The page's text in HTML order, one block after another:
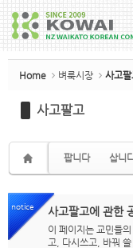
Home 벼룩시장 사고
사고팔고
팝니다 삽니
notice 사고팔고에 관한
이 페이지는 교민들
고, 다시쓰고, 바꿔